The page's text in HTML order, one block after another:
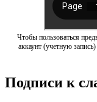
Чтобы пользоваться
аккаунт (учетную
Подписи к